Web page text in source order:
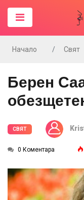
Начало Свят
Берен
СВЯТ
0 Коментара